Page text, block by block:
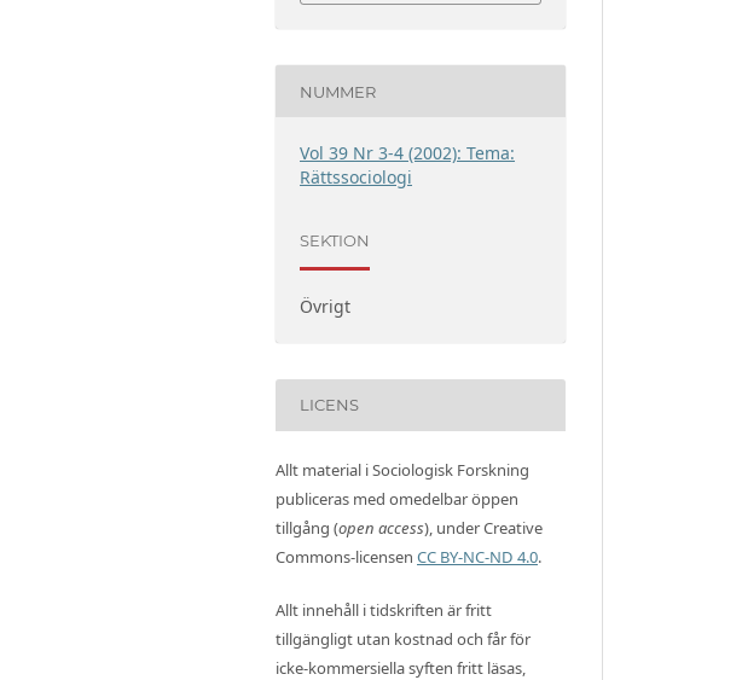
NUMMER
Vol 39 Nr 3-4 (2002): Tema:
Rättssociologi
SEKTION
Övrigt
LICENS
Allt material i Sociologisk Forskning
publiceras med omedelbar öppen
tillgång (open access), under Creative
Commons-licensen CC BY-NC-ND 4.0.
Allt innehåll i tidskriften är fritt
tillgängligt utan kostnad och får för
icke-kommersiella syften fritt läsas,